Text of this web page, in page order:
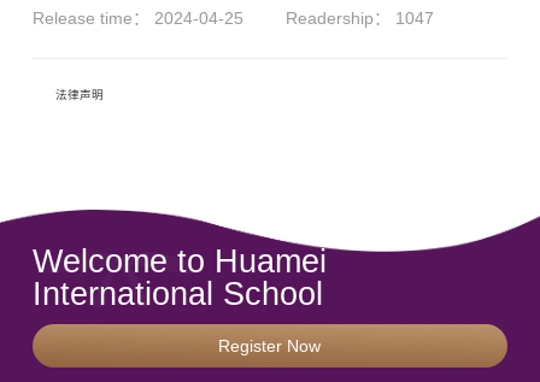
Release time： 2024-04-25 Readership： 1047
法律声明
Welcome to Huamei
International School
Register Now